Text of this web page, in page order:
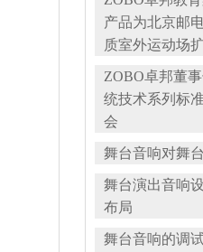
产品为北京邮
质室外运动场
ZOBO卓邦董事
统技术系列标
会
舞台音响对舞
舞台演出音响
布局
舞台音响的调